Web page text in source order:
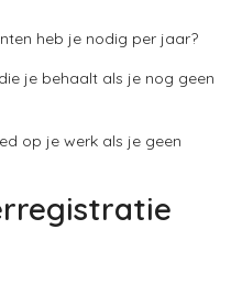
heb je nodig per jaar?
je behaalt als je nog geen
op je werk als je geen